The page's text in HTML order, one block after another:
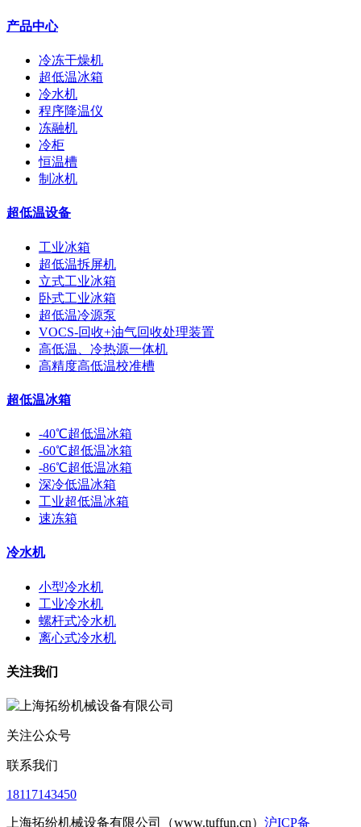
产品中心
冷冻干燥机
超低温冰箱
冷水机
程序降温仪
冻融机
冷柜
恒温槽
制冰机
超低温设备
工业冰箱
超低温拆屏机
立式工业冰箱
卧式工业冰箱
超低温冷源泵
VOCS-回收+油气回收处理装置
高低温、冷热源一体机
高精度高低温校准槽
超低温冰箱
-40℃超低温冰箱
-60℃超低温冰箱
-86℃超低温冰箱
深冷低温冰箱
工业超低温冰箱
速冻箱
冷水机
小型冷水机
工业冷水机
螺杆式冷水机
离心式冷水机
关注我们
关注公众号
联系我们
18117143450
上海拓纷机械设备有限公司（www.tuffun.cn） 沪ICP备